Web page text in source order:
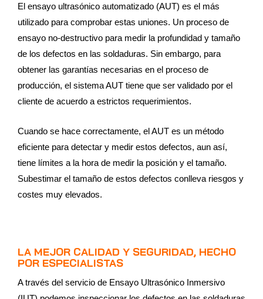
El ensayo ultrasónico automatizado (AUT) es el más
utilizado para comprobar estas uniones. Un proceso de
ensayo no-destructivo para medir la profundidad y tamaño
de los defectos en las soldaduras. Sin embargo, para
obtener las garantías necesarias en el proceso de
producción, el sistema AUT tiene que ser validado por el
cliente de acuerdo a estrictos requerimientos.
Cuando se hace correctamente, el AUT es un método
eficiente para detectar y medir estos defectos, aun así,
tiene límites a la hora de medir la posición y el tamaño.
Subestimar el tamaño de estos defectos conlleva riesgos y
costes muy elevados.
LA MEJOR CALIDAD Y SEGURIDAD, HECHO
POR ESPECIALISTAS
A través del servicio de Ensayo Ultrasónico Inmersivo